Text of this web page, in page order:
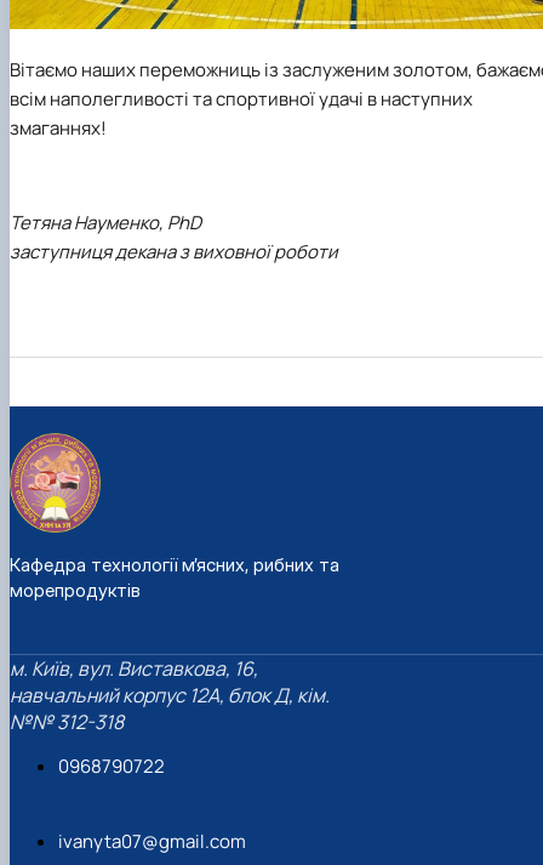
Вітаємо наших переможниць із заслуженим золотом,
всім наполегливості та спортивної удачі в наступних
змаганнях!
Тетяна Науменко, PhD
заступниця декана з виховної роботи
Кафедра технології м’ясних, рибних та
морепродуктів
м. Київ, вул. Виставкова, 16,
навчальний корпус 12А, блок Д, кім.
№№ 312-318
0968790722
ivanyta07@gmail.com